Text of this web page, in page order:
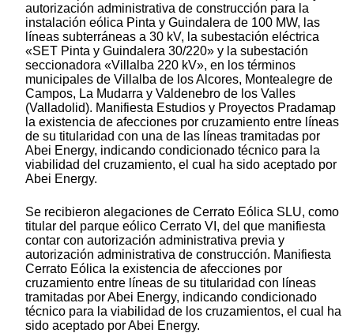
autorización administrativa de construcción para la
instalación eólica Pinta y Guindalera de 100 MW, las
líneas subterráneas a 30 kV, la subestación eléctrica
«SET Pinta y Guindalera 30/220» y la subestación
seccionadora «Villalba 220 kV», en los términos
municipales de Villalba de los Alcores, Montealegre de
Campos, La Mudarra y Valdenebro de los Valles
(Valladolid). Manifiesta Estudios y Proyectos Pradamap
la existencia de afecciones por cruzamiento entre líneas
de su titularidad con una de las líneas tramitadas por
Abei Energy, indicando condicionado técnico para la
viabilidad del cruzamiento, el cual ha sido aceptado por
Abei Energy.
Se recibieron alegaciones de Cerrato Eólica SLU, como
titular del parque eólico Cerrato VI, del que manifiesta
contar con autorización administrativa previa y
autorización administrativa de construcción. Manifiesta
Cerrato Eólica la existencia de afecciones por
cruzamiento entre líneas de su titularidad con líneas
tramitadas por Abei Energy, indicando condicionado
técnico para la viabilidad de los cruzamientos, el cual ha
sido aceptado por Abei Energy.